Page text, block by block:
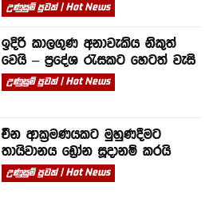
උණුසුම් පුවත් | Hot News
ඉදිරි කාලගුණ අනාවැකිය නිකුත්
වෙයි – ප්‍රදේශ රැසකට හෙටත් වැසි
උණුසුම් පුවත් | Hot News
චීන ආක්‍රමණයකට මුහුණදීමට
තායිවානය ඩ්‍රෝන සූදානම් කරයි
උණුසුම් පුවත් | Hot News